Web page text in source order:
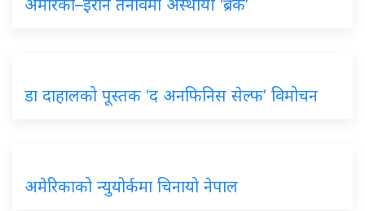
अमेरिका–इरान तनावमा अस्थायी ‘ब्रेक’
डा दाहालको पूस्तक ‘द अनफिनिस सेल्फ’ विमोचन
अमेरिकाको न्युयोर्कमा चिनायो नेपाल